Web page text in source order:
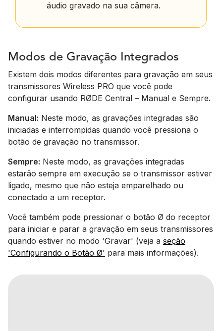
áudio gravado na sua câmera.
Modos de Gravação Integrados
Existem dois modos diferentes para gravação em seus
transmissores Wireless PRO que você pode
configurar usando RØDE Central – Manual e Sempre.
Manual: Neste modo, as gravações integradas são
iniciadas e interrompidas quando você pressiona o
botão de gravação no transmissor.
Sempre: Neste modo, as gravações integradas
estarão sempre em execução se o transmissor estiver
ligado, mesmo que não esteja emparelhado ou
conectado a um receptor.
Você também pode pressionar o botão Ø do receptor
para iniciar e parar a gravação em seus transmissores
quando estiver no modo 'Gravar' (veja a seção
'Configurando o Botão Ø' para mais informações).